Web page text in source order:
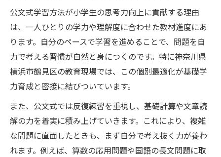
公文式学習方法が小学生の思考力向上に貢献する理由
は、一人ひとりの学力や理解度に合わせた教材進度にあ
ります。自分のペースで学習を進めることで、問題を自
力で考える習慣が自然と身につくのです。特に神奈川県
横浜市鶴見区の教育現場では、この個別最適化が基礎学
力育成と密接に結びついています。
また、公文式では反復練習を重視し、基礎計算や文章読
解の力を着実に積み上げていきます。これにより、複雑
な問題に直面したときも、まず自分で考え抜く力が養わ
れます。例えば、算数の応用問題や国語の長文問題に取